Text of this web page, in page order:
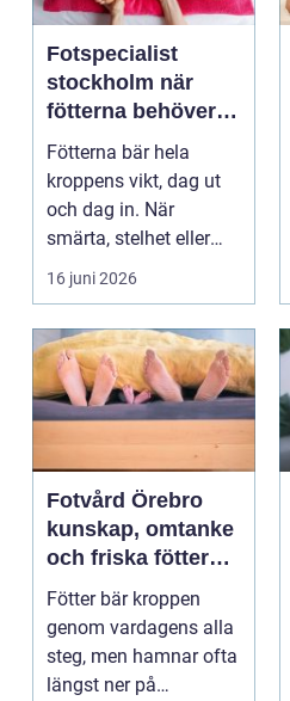
Fotspecialist
stockholm när
fötterna behöver
mer än vila
Fötterna bär hela
kroppens vikt, dag ut
och dag in. När
smärta, stelhet eller
felställningar uppstår...
16 juni 2026
Fotvård Örebro
kunskap, omtanke
och friska fötter
året runt
Fötter bär kroppen
genom vardagens alla
steg, men hamnar ofta
längst ner på